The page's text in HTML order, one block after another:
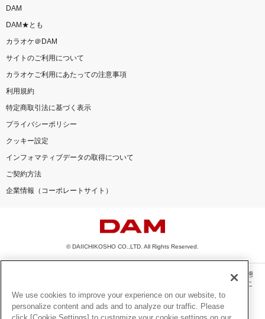
DAM
DAM★とも
カラオケ＠DAM
サイトのご利用について
カラオケご利用にあたっての注意事項
利用規約
特定商取引法に基づく表示
プライバシーポリシー
クッキー設定
インフォマティブデータの取得について
ご契約方法
企業情報（コーポレートサイト）
© DAIICHIKOSHO CO.,LTD. All Rights Reserved.
このサイトに掲載されている一切の文章・画像・写真・動画・音声等を、手段や形態
を問わず、著作権法の定める範囲を超えて無断で複製、転載、ファイル化などするこ
とを禁じます。
楽曲及びコンテンツは、機種によりご利用いただけない場合があります。
We use cookies to improve your experience on our website, to
personalize content and ads and to analyze our traffic. Please